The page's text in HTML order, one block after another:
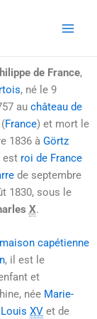
de France,
, né le 9
au château de
(France) et mort le
1836à Görtz
est roi de France
de septembre
1830, sous le
X.
maison capétienne
, il est le
et
née Marie-
Louis XV et de